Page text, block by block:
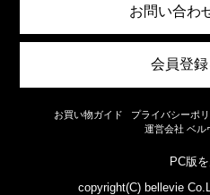
お問い合わ
会員登
お買い物ガイド プライバシーポ
運営会社 ベル
PC版
copyright(C) bellevie